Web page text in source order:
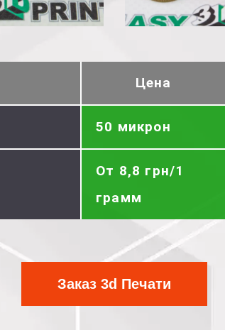
Цена
50 микрон
От 8,8 грн/1
грамм
Заказ 3d Печати